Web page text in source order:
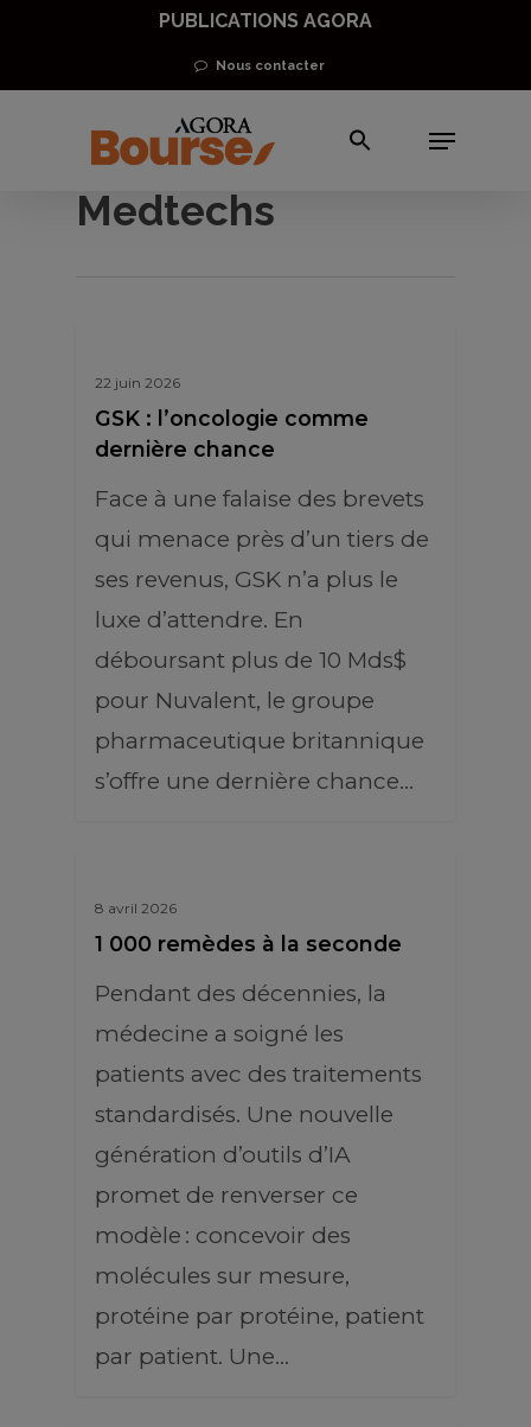
main
PUBLICATIONS AGORA
Nous contacter
Menu
Biotechs et
Medtechs
22 juin 2026
GSK : l’oncologie comme
dernière chance
Face à une falaise des brevets
qui menace près d’un tiers de
ses revenus, GSK n’a plus le
luxe d’attendre. En
déboursant plus de 10 Mds$
pour Nuvalent, le groupe
pharmaceutique britannique
s’offre une dernière chance…
8 avril 2026
1 000 remèdes à la seconde
Pendant des décennies, la
médecine a soigné les
patients avec des traitements
standardisés. Une nouvelle
génération d’outils d’IA
promet de renverser ce
modèle : concevoir des
molécules sur mesure,
protéine par protéine, patient
par patient. Une…